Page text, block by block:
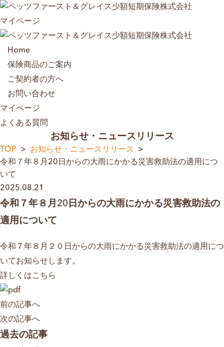
マイページ
Home
保険商品のご案内
ご契約者の方へ
お問い合わせ
マイページ
よくある質問
お知らせ・ニュースリリース
TOP
お知らせ・ニュースリリース
令和７年８月20日からの大雨にかかる災害救助法の適用につ
いて
2025.08.21
令和７年８月20日からの大雨にかかる災害救助法の
適用について
令和７年８月２０日からの大雨にかかる災害救助法の適用につ
いてお知らせします。
詳しくはこちら
前の記事へ
次の記事へ
過去の記事